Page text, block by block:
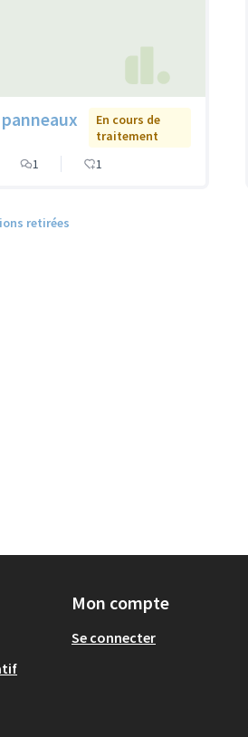
En cours de
traitement
1 1
retirées
Mon compte
Se connecter